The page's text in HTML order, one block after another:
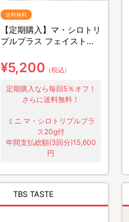
送料無料
【定期購入】マ・シロトリ
プルプラス フェイストリ
(ミニマ・シロトリプルプ
ラス20g付き)
¥5,200 （税込）
定期購入なら毎回5％オフ！
さらに送料無料！
ミニ マ・シロトリプルプラ
ス20g付
年間支払総額(3回分)15,600
円
TBS TASTE